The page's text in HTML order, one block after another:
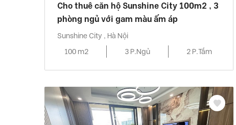
Cho thuê căn hộ Sunshine City 100m2 , 3
phòng ngủ với gam màu ấm áp
Sunshine City , Hà Nội
100 m2
3 P.Ngủ 2 P.Tắm